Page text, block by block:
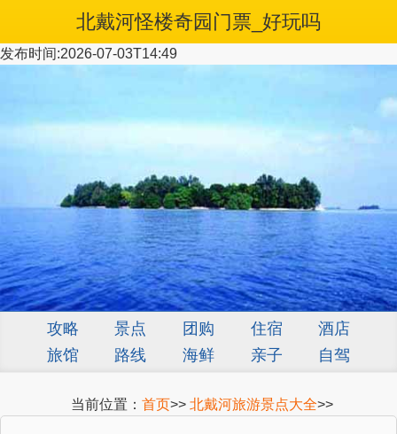
北戴河怪楼奇园门票_好玩吗
发布时间:2026-07-03T14:49
攻略 景点 团购 住宿
酒店
旅馆
路线 海鲜 亲子 自驾
当前位置： 首页>> 北戴河旅游景点大全>>